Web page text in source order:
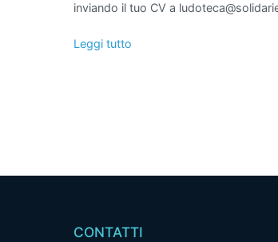
inviando il tuo CV a
Leggi tutto
CONTATTI